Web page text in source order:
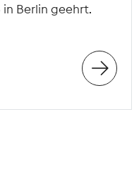
in Berlin geehrt.